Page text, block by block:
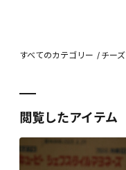
すべてのカテゴリー チーズ
閲覧したアイテム